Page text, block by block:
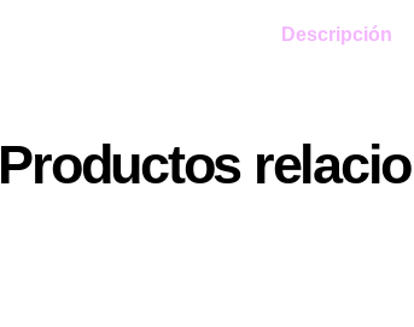
Descripción
Productos